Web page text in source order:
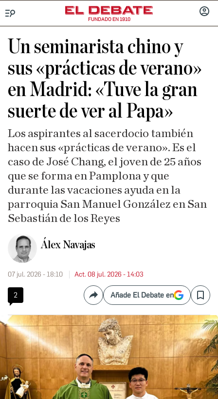
FUNDADO EN 1910
Un seminarista chino y
sus «prácticas de verano»
en Madrid: «Tuve la gran
suerte de ver al Papa»
Los aspirantes al sacerdocio también
hacen sus «prácticas de verano». Es el
caso de José Chang, el joven de 25 años
que se forma en Pamplona y que
durante las vacaciones ayuda en la
parroquia San Manuel González en San
Sebastián de los Reyes
Álex Navajas
07 jul. 2026 - 18:10 Act. 08 jul. 2026 - 14:03
2 CompartirAñade El Debate en Save